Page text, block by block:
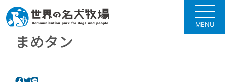
MENU
まめタン